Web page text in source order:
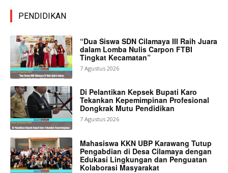
PENDIDIKAN
“Dua Siswa SDN Cilamaya III Raih Juara
dalam Lomba Nulis Carpon FTBI
Tingkat Kecamatan”
7 Agustus 2026
Di Pelantikan Kepsek Bupati Karo
Tekankan Kepemimpinan Profesional
Dongkrak Mutu Pendidikan
7 Agustus 2026
Mahasiswa KKN UBP Karawang Tutup
Pengabdian di Desa Cilamaya dengan
Edukasi Lingkungan dan Penguatan
Kolaborasi Masyarakat